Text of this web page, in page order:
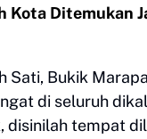
Kota Ditemukan
Sati, Bukik
di seluruh
disinilah tempat